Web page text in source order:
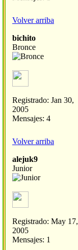
Volver arriba
bichito
Bronce
Registrado: Jan 30,
2005
Mensajes: 4
Volver arriba
alejuk9
Junior
Registrado: May 17,
2005
Mensajes: 1